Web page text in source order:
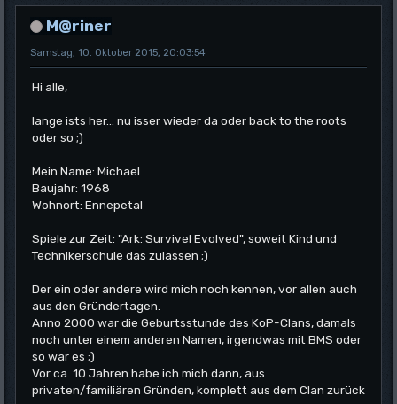
M@riner
Samstag, 10. Oktober 2015, 20:03:54
Hi alle,
lange ists her... nu isser wieder da oder back to the roots
oder so ;)
Mein Name: Michael
Baujahr: 1968
Wohnort: Ennepetal
Spiele zur Zeit: "Ark: Survivel Evolved", soweit Kind und
Technikerschule das zulassen ;)
Der ein oder andere wird mich noch kennen, vor allen auch
aus den Gründertagen.
Anno 2000 war die Geburtsstunde des KoP-Clans, damals
noch unter einem anderen Namen, irgendwas mit BMS oder
so war es ;)
Vor ca. 10 Jahren habe ich mich dann, aus
privaten/familiären Gründen, komplett aus dem Clan zurück